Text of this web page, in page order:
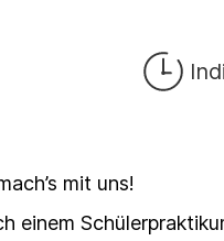
mit uns!
einem